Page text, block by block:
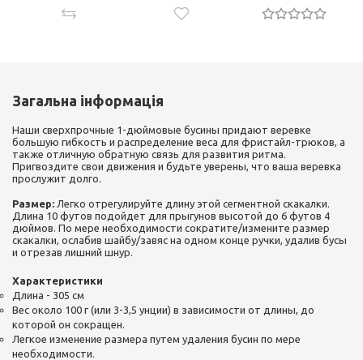
Загальна інформація
Наши сверхпрочные 1-дюймовые бусины придают веревке
большую гибкость и распределение веса для фристайл-трюков, а
также отличную обратную связь для развития ритма.
Пригвоздите свои движения и будьте уверены, что ваша веревка
прослужит долго.
Размер: Легко отрегулируйте длину этой сегментной скакалки.
Длина 10 футов подойдет для прыгунов высотой до 6 футов 4
дюймов. По мере необходимости сократите/измените размер
скакалки, ослабив шайбу/завяс на одном конце ручки, удалив бусы
и отрезав лишний шнур.
Характеристики
Длина - 305 см
Вес около 100 г (или 3-3,5 унции) в зависимости от длины, до
которой он сокращен.
Легкое изменение размера путем удаления бусин по мере
необходимости.